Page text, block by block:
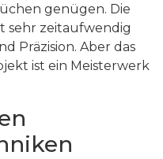
genügen. Die
sehr zeitaufwendig
Präzision. Aber das
ist ein Meisterwerk